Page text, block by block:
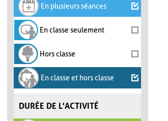
En plusieurs séances
En classe seulement
Hors classe
En classe et hors classe
DURÉE DE L'ACTIVITÉ